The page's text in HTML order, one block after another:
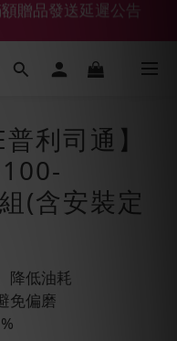
】優惠搭車金
利司通】
(含安裝定
降低油耗
免偏磨